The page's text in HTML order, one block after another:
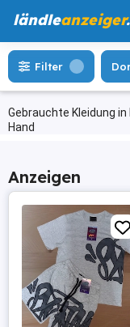
ländleanzeiger
Gebrauchte Kleidung
Hand
Filter
Anzeigen